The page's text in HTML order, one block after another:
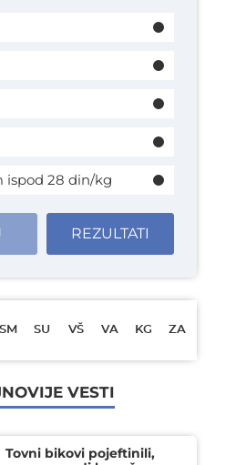
ispod 28 din/kg
REZULTATI
SM SU VŠ VA KG ZA
VESTI
Tovni bikovi pojeftinili,